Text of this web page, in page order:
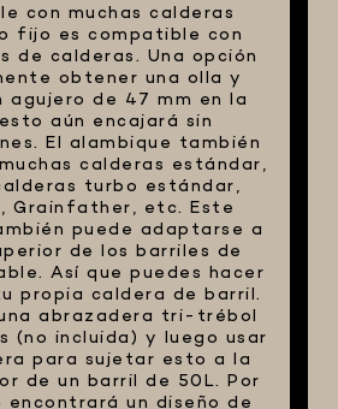
con muchas calderas
fijo es compatible con
de calderas. Una opción
obtener una olla y
agujero de 47 mm en la
aún encajará sin
El alambique también
calderas estándar,
turbo estándar,
Grainfather, etc. Este
puede adaptarse a
de los barriles de
Así que puedes hacer
propia caldera de barril.
abrazadera tri-trébol
(no incluida) y luego usar
para sujetar esto a la
de un barril de 50L. Por
un diseño de